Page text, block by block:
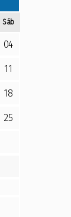
Sáb
04
11
18
25